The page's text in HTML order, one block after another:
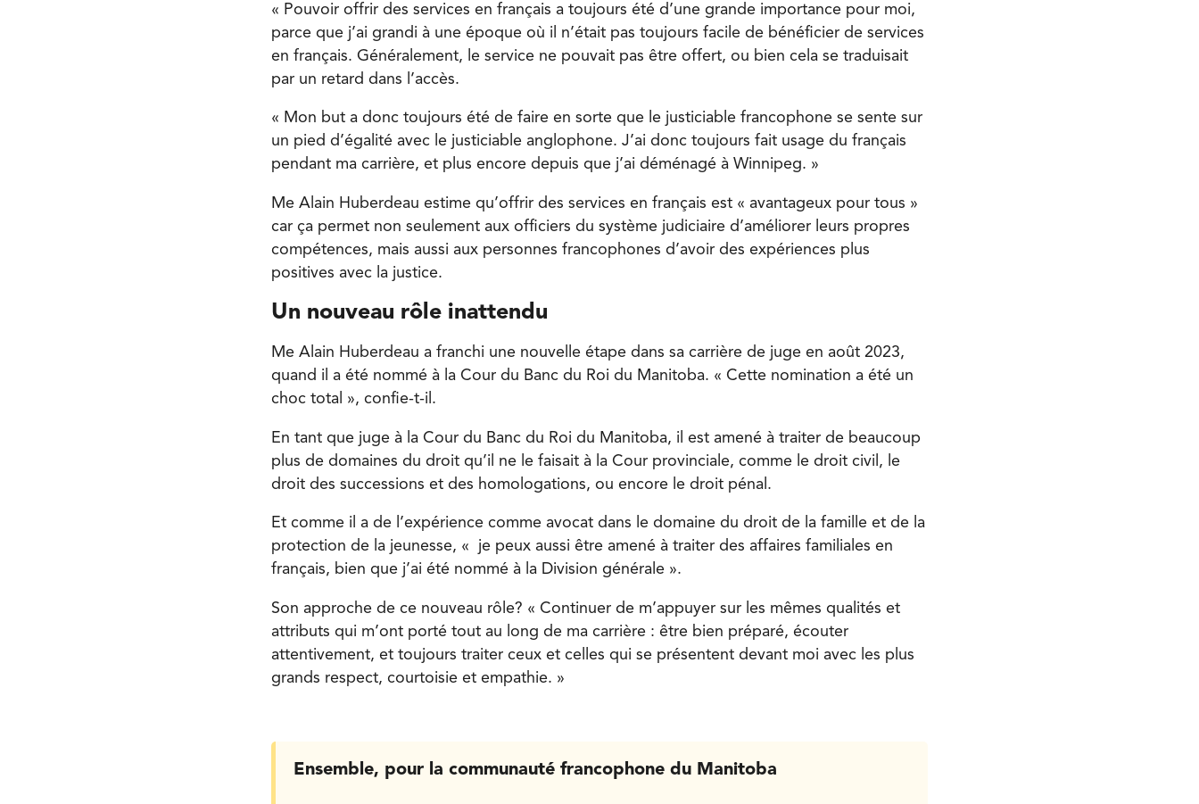
« Pouvoir offrir des services en français a toujours été d’une grande importance pour moi,
parce que j’ai grandi à une époque où il n’était pas toujours facile de bénéficier de services
en français. Généralement, le service ne pouvait pas être offert, ou bien cela se traduisait
par un retard dans l’accès.
« Mon but a donc toujours été de faire en sorte que le justiciable francophone se sente sur
un pied d’égalité avec le justiciable anglophone. J’ai donc toujours fait usage du français
pendant ma carrière, et plus encore depuis que j’ai déménagé à Winnipeg. »
Me Alain Huberdeau estime qu’offrir des services en français est « avantageux pour tous »
car ça permet non seulement aux officiers du système judiciaire d’améliorer leurs propres
compétences, mais aussi aux personnes francophones d’avoir des expériences plus
positives avec la justice.
Un nouveau rôle inattendu
Me Alain Huberdeau a franchi une nouvelle étape dans sa carrière de juge en août 2023,
quand il a été nommé à la Cour du Banc du Roi du Manitoba. « Cette nomination a été un
choc total », confie-t-il.
En tant que juge à la Cour du Banc du Roi du Manitoba, il est amené à traiter de beaucoup
plus de domaines du droit qu’il ne le faisait à la Cour provinciale, comme le droit civil, le
droit des successions et des homologations, ou encore le droit pénal.
Et comme il a de l’expérience comme avocat dans le domaine du droit de la famille et de la
protection de la jeunesse, « je peux aussi être amené à traiter des affaires familiales en
français, bien que j’ai été nommé à la Division générale ».
Son approche de ce nouveau rôle? « Continuer de m’appuyer sur les mêmes qualités et
attributs qui m’ont porté tout au long de ma carrière : être bien préparé, écouter
attentivement, et toujours traiter ceux et celles qui se présentent devant moi avec les plus
grands respect, courtoisie et empathie. »
Ensemble, pour la communauté francophone du Manitoba